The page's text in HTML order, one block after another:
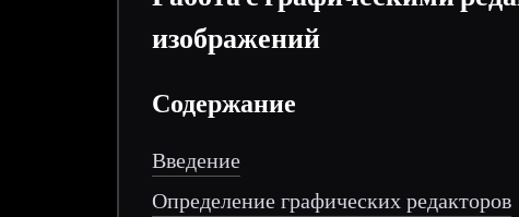
изображений
Содержание
Введение
Определение графических редакторов